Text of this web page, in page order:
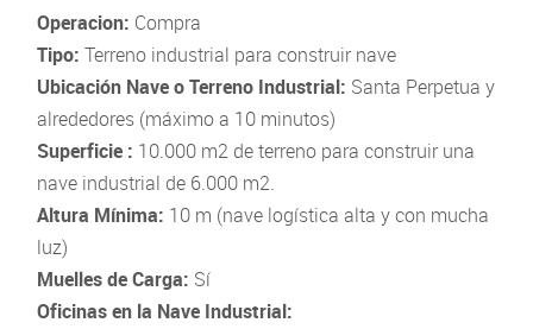
Operacion: Compra
Tipo: Terreno industrial para construir nave
Ubicación Nave o Terreno Industrial: Santa Perpetua y
alrededores (máximo a 10 minutos)
Superficie : 10.000 m2 de terreno para construir una
nave industrial de 6.000 m2.
Altura Mínima: 10 m (nave logística alta y con mucha
luz)
Muelles de Carga: Sí
Oficinas en la Nave Industrial: